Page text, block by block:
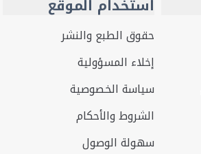
استخدام الموقع
حقوق الطبع والنشر
إخلاء المسؤولية
سياسة الخصوصية
الشروط والأحكام
سهولة الوصول